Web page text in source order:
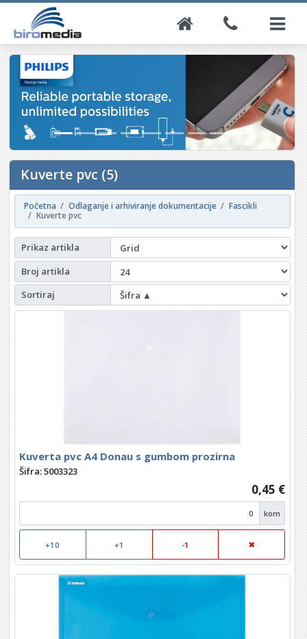
Kuverte pvc (5)
Početna Odlaganje i arhiviranje dokumentacije
Fascikli
Kuverte pvc
Prikaz artikla
Broj artikla
Sortiraj
Kuverta pvc A4 Donau s gumbom prozirna
Šifra: 5003323
0,45 €
kom
+10 +1 -1